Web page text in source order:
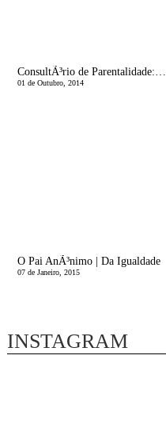
ConsultÃ³rio de Parentalidade: Teimosia sem fim?
01 de Outubro, 2014
O Pai AnÃ³nimo | Da Igualdade
07 de Janeiro, 2015
INSTAGRAM